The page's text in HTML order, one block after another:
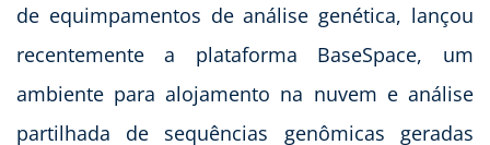
de equimpamentos de análise genética, lançou
recentemente a plataforma BaseSpace, um
ambiente para alojamento na nuvem e análise
partilhada de sequências genômicas geradas